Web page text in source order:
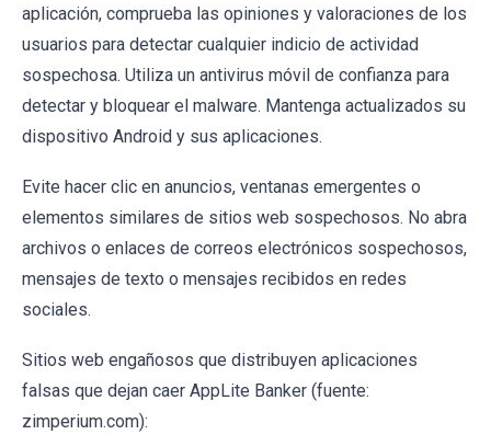
aplicación, comprueba las opiniones y valoraciones de los
usuarios para detectar cualquier indicio de actividad
sospechosa. Utiliza un antivirus móvil de confianza para
detectar y bloquear el malware. Mantenga actualizados su
dispositivo Android y sus aplicaciones.
Evite hacer clic en anuncios, ventanas emergentes o
elementos similares de sitios web sospechosos. No abra
archivos o enlaces de correos electrónicos sospechosos,
mensajes de texto o mensajes recibidos en redes
sociales.
Sitios web engañosos que distribuyen aplicaciones
falsas que dejan caer AppLite Banker (fuente:
zimperium.com):